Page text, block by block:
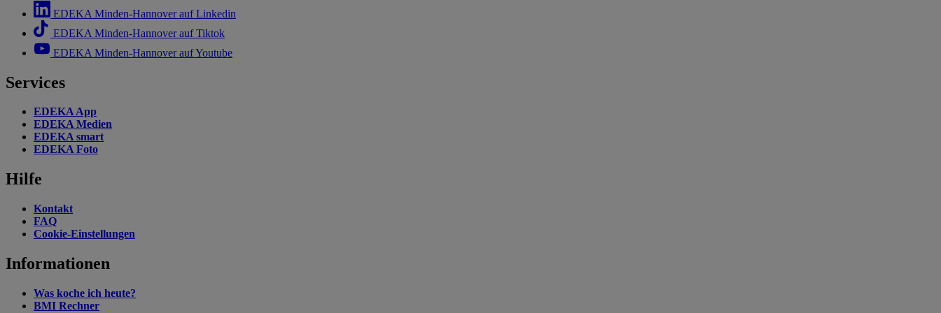
EDEKA Minden-Hannover auf Linkedin
EDEKA Minden-Hannover auf Tiktok
EDEKA Minden-Hannover auf Youtube
Services
EDEKA App
EDEKA Medien
EDEKA smart
EDEKA Foto
Hilfe
Kontakt
FAQ
Cookie-Einstellungen
Informationen
Was koche ich heute?
BMI Rechner